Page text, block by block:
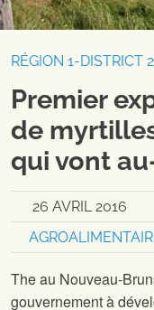
RÉGION 1-DISTRICT 2
Premier
de
qui vont
26 AVRIL 2016
Theau Nouveau-
gouvernement à